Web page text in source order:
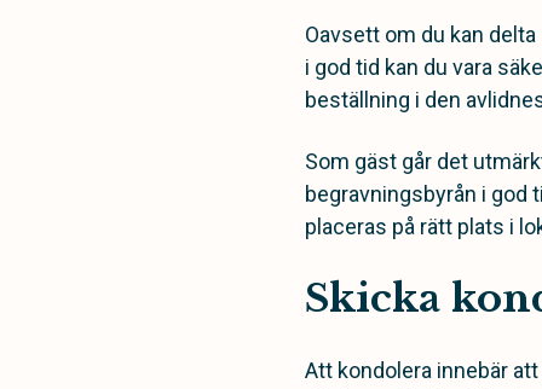
Oavsett om du kan
i god tid kan du vara
beställning i den
Som gäst går det
begravningsbyrån i god
placeras på rätt plats i
Skicka
Att kondolera innebär